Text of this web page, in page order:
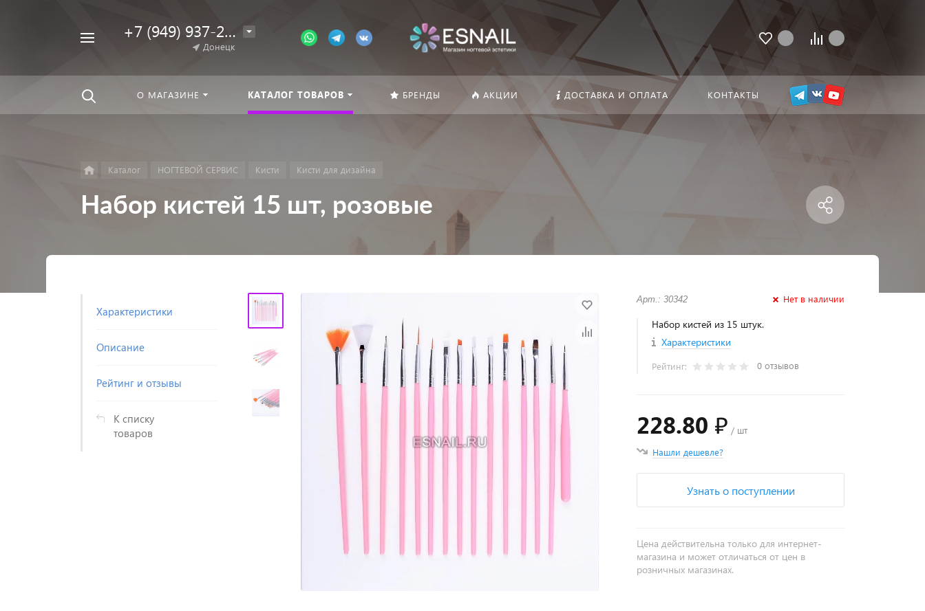
+7 (949) 937-25-64
Донецк
О МАГАЗИНЕ КАТАЛОГ ТОВАРОВ БРЕНДЫ АКЦИИ ДОСТАВКА И ОПЛАТА КОНТАКТЫ
Каталог НОГТЕВОЙ СЕРВИС Кисти Кисти для дизайна
Набор кистей 15 шт, розовые
Характеристики
Описание
Рейтинг и отзывы
К списку
товаров
Арт.: 30342 Нет в наличии
Набор кистей из 15 штук.
Характеристики
Рейтинг: 0 отзывов
228.80 ₽ / шт
Нашли дешевле?
Узнать о поступлении
Цена действительна только для интернет-
магазина и может отличаться от цен в
розничных магазинах.